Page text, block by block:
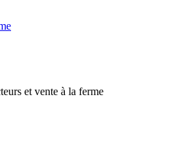
et vente à la ferme